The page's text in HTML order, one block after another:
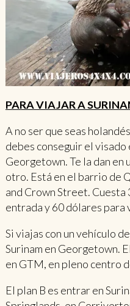
PARA VIAJAR A
A no ser que seas
debes conseguir el visado
Georgetown. Te la dan en
otro. Está en el barrio de
and Crown Street. Cuesta
entrada y 60 dólares para
Si viajas con un vehículo
Surinam en Georgetown.
en GTM, en pleno centro
El plan B es entrar en